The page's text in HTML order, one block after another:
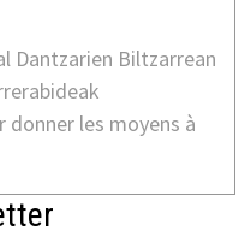
Dantzarien Biltzarrean
donner les moyens à